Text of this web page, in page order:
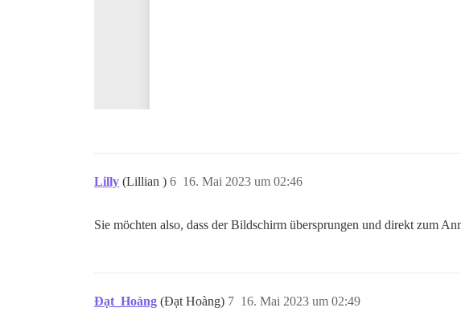
Lilly (Lillian ) 16. Mai 2023 um 02:46
6
Sie möchten also, dass der Bildschirm übersprungen und direkt zum
Đạt_Hoàng (Đạt Hoàng) 16. Mai 2023 um 02:49
7